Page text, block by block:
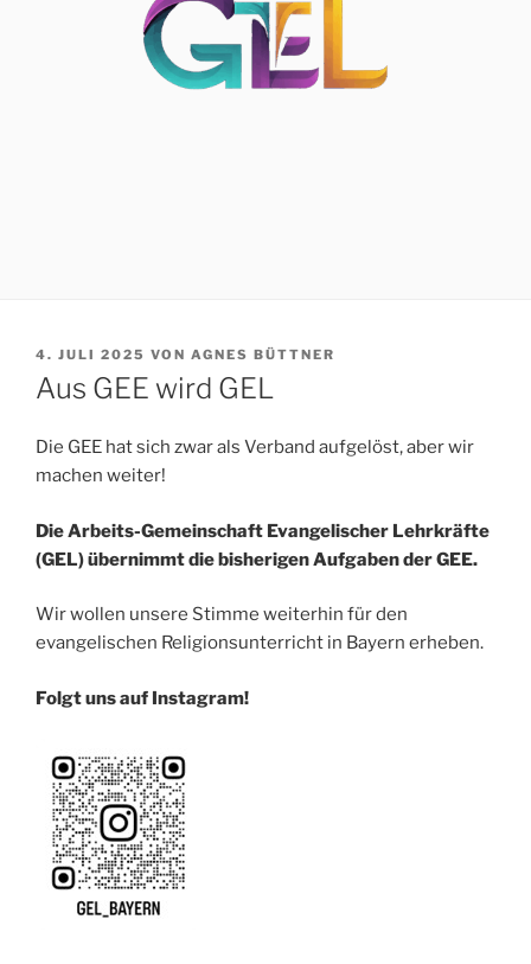
VERÖFFENTLICHT
AM
4. JULI 2025 VON AGNES BÜTTNER
Aus GEE wird GEL
Die GEE hat sich zwar als Verband aufgelöst, aber wir
machen weiter!
Die Arbeits-Gemeinschaft Evangelischer Lehrkräfte
(GEL) übernimmt die bisherigen Aufgaben der GEE.
Wir wollen unsere Stimme weiterhin für den
evangelischen Religionsunterricht in Bayern erheben.
Folgt uns auf Instagram!